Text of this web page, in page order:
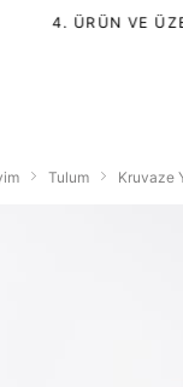
4. ÜRÜN VE
Tulum Kruvaze